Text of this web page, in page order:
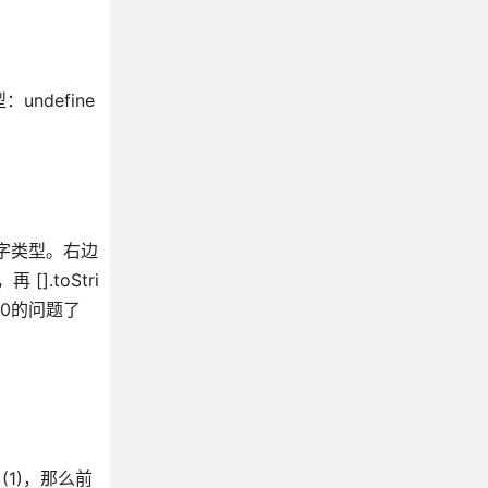
：undefine
类型。右边
再 [].toStri
的问题了
，那么前